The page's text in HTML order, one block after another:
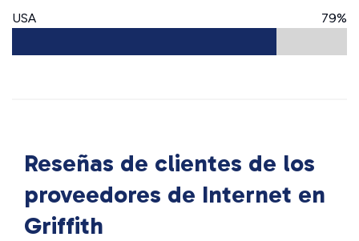
USA 79%
Reseñas de clientes de los
proveedores de Internet en
Griffith